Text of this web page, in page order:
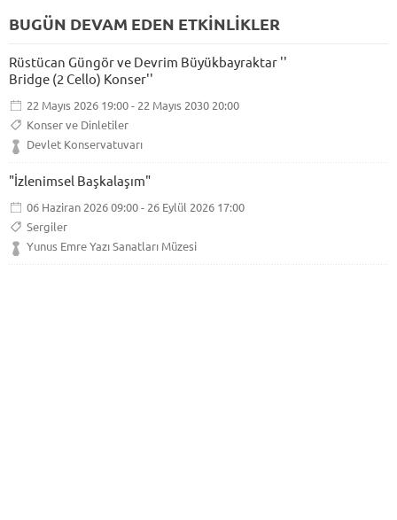
BUGÜN DEVAM EDEN ETKİNLİKLER
Rüstücan Güngör ve Devrim Büyükbayraktar ''
Bridge (2 Cello) Konser''
22 Mayıs 2026 19:00 - 22 Mayıs 2030 20:00
Konser ve Dinletiler
Devlet Konservatuvarı
"İzlenimsel Başkalaşım"
06 Haziran 2026 09:00 - 26 Eylül 2026 17:00
Sergiler
Yunus Emre Yazı Sanatları Müzesi